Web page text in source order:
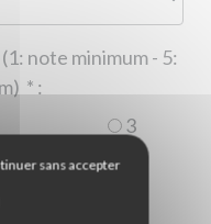
note minimum - 5:
* :
3